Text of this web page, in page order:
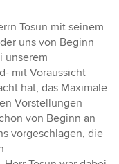
Tosun mit seinem
uns von Beginn
unserem
mit Voraussicht
hat, das Maximale
Vorstellungen
von Beginn an
vorgeschlagen, die